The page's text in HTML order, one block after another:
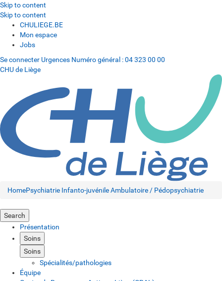
Skip to content
Skip to content
CHULIEGE.BE
Mon espace
Jobs
Se connecter Urgences Numéro général :04 323 00 00
CHU de Liège
HomePsychiatrie Infanto-juvénile Ambulatoire / Pédopsychiatrie
Search
Présentation
Soins
Soins
Spécialités/pathologies
Équipe